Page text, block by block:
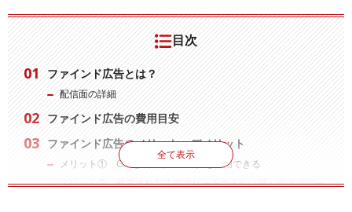
目次
ファインド広告とは？
配信面の詳細
ファインド広告の費用目安
ファインド広告のメリット・デメリット
メリット① Google保有のデータを活用できる
メリット② 検索連動型広告でリーチできない層へのアプロー
全て表示